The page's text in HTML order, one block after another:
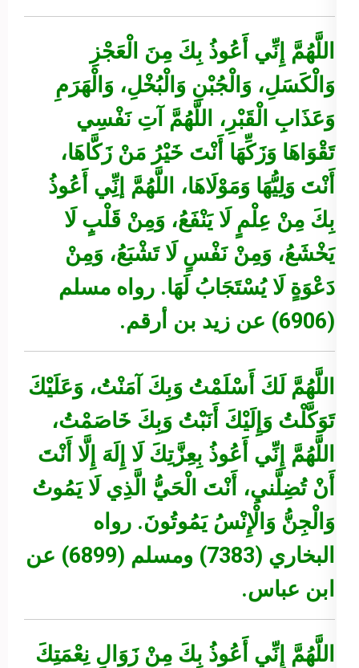
اللَّهُمَّ إِنِّي أَعُوذُ بِكَ مِنَ الْعَجْزِ
وَالْكَسَلِ، وَالْجُبْنِ وَالْبُخْلِ، وَالْهَرَمِ
وَعَذَابِ الْقَبْرِ، اللَّهُمَّ آتِ نَفْسِي
تَقْوَاهَا وَزَكِّهَا أَنْتَ خَيْرُ مَنْ زَكَّاهَا،
أَنْتَ وَلِيُّهَا وَمَوْلَاهَا، اللَّهُمَّ إنِِّي أَعُوذُ
بِكَ مِنْ عِلْمٍ لَا يَنْفَعُ، وَمِنْ قَلْبٍ لَا
يَخْشَعُ، وَمِنْ نَفْسٍ لَا تَشْبَعُ، وَمِنْ
دَعْوَةٍ لَا يُسْتَجَابُ لَهَا. رواه مسلم
(6906) عن زيد بن أرقم.
اللَّهُمَّ لَكَ أَسْلَمْتُ وَبِكَ آمَنْتُ، وَعَلَيْكَ
تَوَكَّلْتُ وَإِلَيْكَ أَنَبْتُ وَبِكَ خَاصَمْتُ،
اللَّهُمَّ إِنِّي أَعُوذُ بِعِزَّتِكَ لَا إِلَهَ إِلَّا أَنْتَ
أَنْ تُضِلَّنيِ، أَنْتَ الْحَيُّ الَّذِي لَا يَمُوتُ
وَالْجِنُّ وَالْإِنْسُ يَمُوتُونَ. رواه
البخاري (7383) ومسلم (6899) عن
ابن عباس.
اللَّهُمَّ إِنِّي أَعُوذُ بِكَ مِنْ زَوَالِ نِعْمَتِكَ